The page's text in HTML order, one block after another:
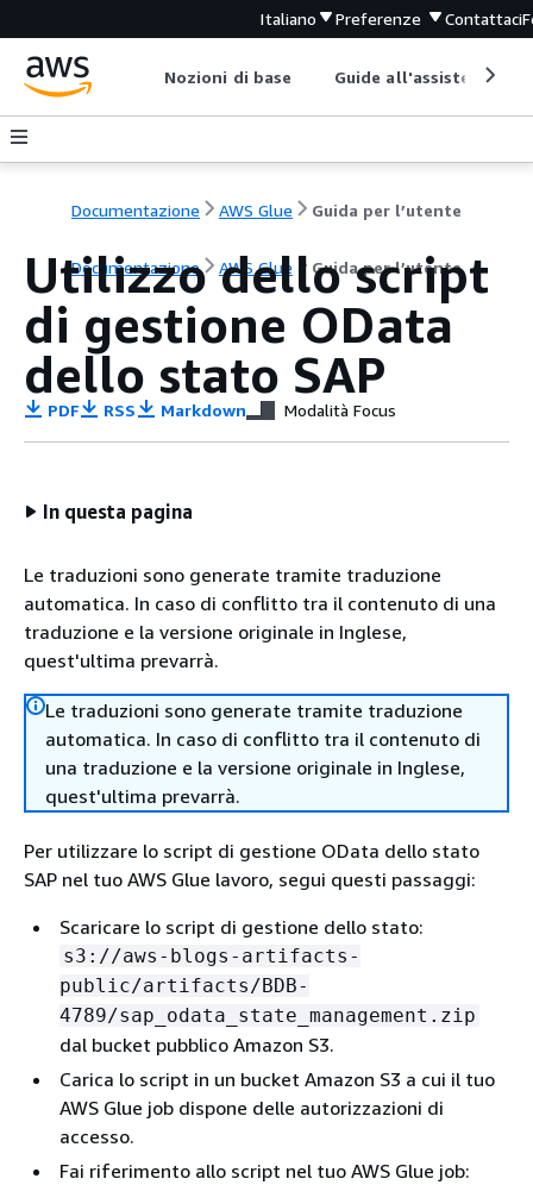
Italiano Preferenze Contattaci
Nozioni di base Guide all'assistenza
Documentazione AWS Glue Guida per l’utente
Documentazione AWS Glue Guida per l’utente
Utilizzo dello script
di gestione OData
dello stato SAP
PDF RSS Markdown Modalità Focus
In questa pagina
Le traduzioni sono generate tramite traduzione
automatica. In caso di conflitto tra il contenuto di una
traduzione e la versione originale in Inglese,
quest'ultima prevarrà.
Le traduzioni sono generate tramite traduzione
automatica. In caso di conflitto tra il contenuto di
una traduzione e la versione originale in Inglese,
quest'ultima prevarrà.
Per utilizzare lo script di gestione OData dello stato
SAP nel tuo AWS Glue lavoro, segui questi passaggi:
Scaricare lo script di gestione dello stato:
s3://aws-blogs-artifacts-
public/artifacts/BDB-
4789/sap_odata_state_management.zip
dal bucket pubblico Amazon S3.
Carica lo script in un bucket Amazon S3 a cui il tuo
AWS Glue job dispone delle autorizzazioni di
accesso.
Fai riferimento allo script nel tuo AWS Glue job: